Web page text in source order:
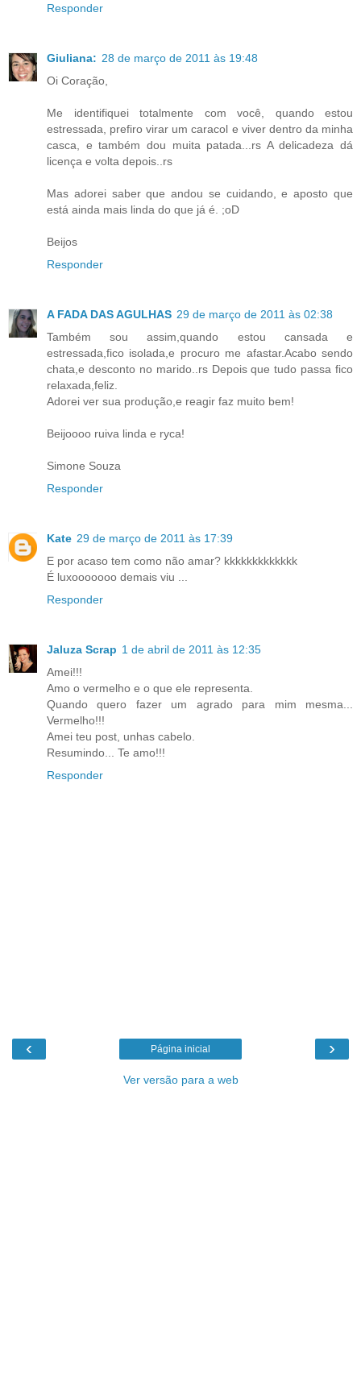
Responder
Giuliana: 28 de março de 2011 às 19:48
Oi Coração,
Me identifiquei totalmente com você, quando estou
estressada, prefiro virar um caracol e viver dentro da minha
casca, e também dou muita patada...rs A delicadeza dá
licença e volta depois..rs
Mas adorei saber que andou se cuidando, e aposto que
está ainda mais linda do que já é. ;oD
Beijos
Responder
A FADA DAS AGULHAS 29 de março de 2011 às 02:38
Também sou assim,quando estou cansada e
estressada,fico isolada,e procuro me afastar.Acabo sendo
chata,e desconto no marido..rs Depois que tudo passa fico
relaxada,feliz.
Adorei ver sua produção,e reagir faz muito bem!
Beijoooo ruiva linda e ryca!
Simone Souza
Responder
Kate 29 de março de 2011 às 17:39
E por acaso tem como não amar? kkkkkkkkkkkkk
É luxooooooo demais viu ...
Responder
Jaluza Scrap 1 de abril de 2011 às 12:35
Amei!!!
Amo o vermelho e o que ele representa.
Quando quero fazer um agrado para mim mesma...
Vermelho!!!
Amei teu post, unhas cabelo.
Resumindo... Te amo!!!
Responder
‹ ›
Página inicial
Ver versão para a web